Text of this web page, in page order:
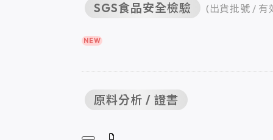
SGS食品安全檢驗 (出貨批號 / 有
NEW
原料分析 / 證書